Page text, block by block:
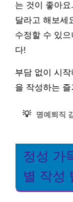
는 것이 좋아
달라고 해보세
수정할 수 있
다!
부담 없이 시
을 작성하는
💡 명예퇴직
정성 가
별 작성